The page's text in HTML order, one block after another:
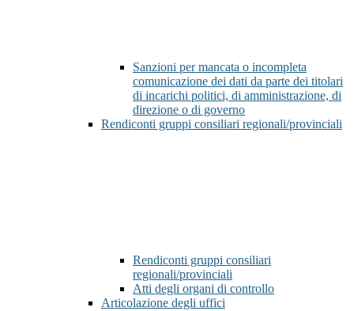
Sanzioni per mancata o incompleta
comunicazione dei dati da parte dei titolari
di incarichi politici, di amministrazione, di
direzione o di governo
Rendiconti gruppi consiliari regionali/provinciali
Rendiconti gruppi consiliari
regionali/provinciali
Atti degli organi di controllo
Articolazione degli uffici